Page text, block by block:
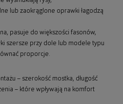
lub zaokrąglone oprawki łagodzą
pasuje do większości fasonów,
szersze przy dole lub modele typu
proporcje.
– szerokość mostka, długość
– które wpływają na komfort